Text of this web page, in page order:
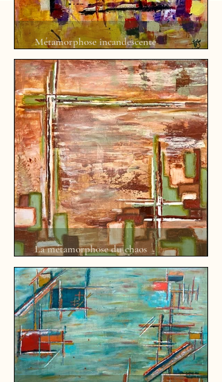
Métamorphose incandescente
La métamorphose du chaos